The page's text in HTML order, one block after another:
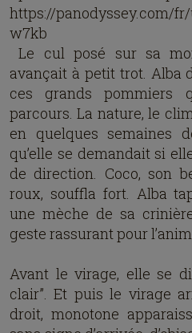
https://panodyssey.com/
w7kb
Le cul posé sur sa
avançait à petit trot. Alba
ces grands pommiers
parcours. La nature, le
en quelques semaines
qu’elle se demandait si
de direction. Coco, son
roux, souffla fort. Alba
une mèche de sa
geste rassurant pour
Avant le virage, elle se
clair”. Et puis le virage
droit, monotone